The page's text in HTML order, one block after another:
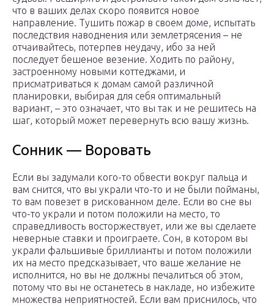
что в ваших делах скоро появится новое
направление. Тушить пожар в своем доме, испытать
последствия наводнения или землетрясения – не
отчаивайтесь, потерпев неудачу, ибо за ней
последует бешеное везение. Ходить по району,
застроенному новыми коттеджами, и
присматриваться к домам самой различной
планировки, выбирая для себя оптимальный
вариант, – это означает, что вы так и не решитесь на
шаг, который может перевернуть всю вашу жизнь.
Сонник — Воровать
Если вы задумали кого-то обвести вокруг пальца и
вам снится, что вы украли что-то и не были пойманы,
то вам повезет в рискованном деле. Если во сне вы
что-то украли и потом положили на место, то
справедливость восторжествует, или же вы сделаете
неверные ставки и проиграете. Сон, в котором вы
украли фальшивые бриллианты и потом положили
их на место предсказывает, что ваше желание не
исполнится, но вы не должны печалиться об этом,
потому что вы не останетесь в накладе, но избежите
множества неприятностей. Если вам приснилось, что